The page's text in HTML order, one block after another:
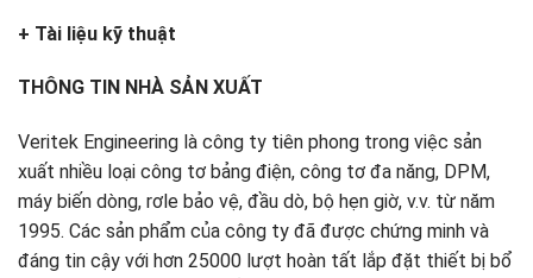
+ Tài liệu kỹ thuật
THÔNG TIN NHÀ SẢN XUẤT
Veritek Engineering là công ty tiên phong trong việc sản
xuất nhiều loại công tơ bảng điện, công tơ đa năng, DPM,
máy biến dòng, rơle bảo vệ, đầu dò, bộ hẹn giờ, v.v. từ năm
1995. Các sản phẩm của công ty đã được chứng minh và
đáng tin cậy với hơn 25000 lượt hoàn tất lắp đặt thiết bị bổ